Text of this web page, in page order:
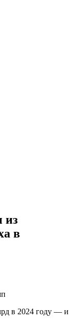
из
в
в 2024 году — и